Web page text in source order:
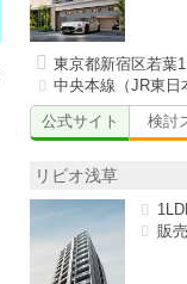
東京都新宿区若葉1
中央本線（JR東日
公式サイト
検討
リビオ浅草
販